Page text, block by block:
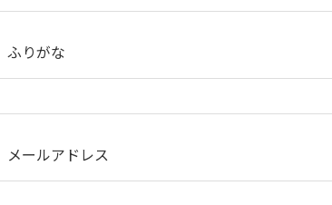
ふりがな
メールアドレス